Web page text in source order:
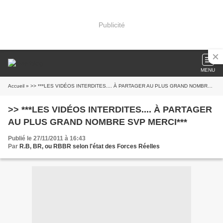
Publicité
MENU
Accueil » >> ***LES VIDÉOS INTERDITES.... À PARTAGER AU PLUS GRAND NOMBRE SVP MERCI***
>> ***LES VIDÉOS INTERDITES.... À PARTAGER
AU PLUS GRAND NOMBRE SVP MERCI***
Publié le 27/11/2011 à 16:43
Par R.B, BR, ou RBBR selon l'état des Forces Réelles